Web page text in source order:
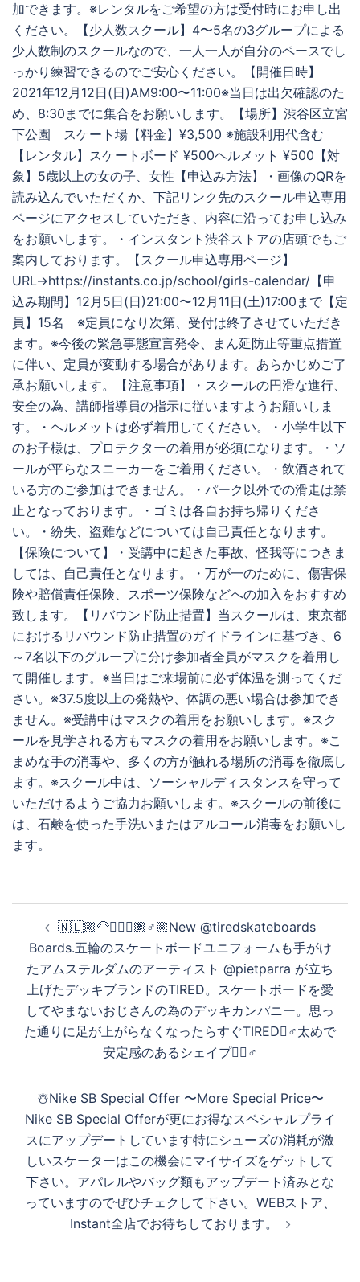
加できます。※レンタルをご希望の方は受付時にお申し出
ください。【少人数スクール】4〜5名の3グループによる
少人数制のスクールなので、一人一人が自分のペースでし
っかり練習できるのでご安心ください。【開催日時】
2021年12月12日(日)AM9:00〜11:00※当日は出欠確認のた
め、8:30までに集合をお願いします。【場所】渋谷区立宮
下公園 スケート場【料金】¥3,500 ※施設利用代含む
【レンタル】スケートボード ¥500ヘルメット ¥500【対
象】5歳以上の女の子、女性【申込み方法】・画像のQRを
読み込んでいただくか、下記リンク先のスクール申込専用
ページにアクセスしていただき、内容に沿ってお申し込み
をお願いします。・インスタント渋谷ストアの店頭でもご
案内しております。【スクール申込専用ページ】
URL→https://instants.co.jp/school/girls-calendar/【申
込み期間】12月5日(日)21:00〜12月11日(土)17:00まで【定
員】15名 ※定員になり次第、受付は終了させていただき
ます。※今後の緊急事態宣言発令、まん延防止等重点措置
に伴い、定員が変動する場合があります。あらかじめご了
承お願いします。【注意事項】・スクールの円滑な進行、
安全の為、講師指導員の指示に従いますようお願いしま
す。・ヘルメットは必ず着用してください。・小学生以下
のお子様は、プロテクターの着用が必須になります。・ソ
ールが平らなスニーカーをご着用ください。・飲酒されて
いる方のご参加はできません。・パーク以外での滑走は禁
止となっております。・ゴミは各自お持ち帰りくださ
い。・紛失、盗難などについては自己責任となります。
【保険について】・受講中に起きた事故、怪我等につきま
しては、自己責任となります。・万が一のために、傷害保
険や賠償責任保険、スポーツ保険などへの加入をおすすめ
致します。【リバウンド防止措置】当スクールは、東京都
におけるリバウンド防止措置のガイドラインに基づき、6
～7名以下のグループに分け参加者全員がマスクを着用し
て開催します。※当日はご来場前に必ず体温を測ってくだ
さい。※37.5度以上の発熱や、体調の悪い場合は参加でき
ません。※受講中はマスクの着用をお願いします。※スク
ールを見学される方もマスクの着用をお願いします。※こ
まめな手の消毒や、多くの方が触れる場所の消毒を徹底し
ます。※スクール中は、ソーシャルディスタンスを守って
いただけるようご協力お願いします。※スクールの前後に
は、石鹸を使った手洗いまたはアルコール消毒をお願いし
ます。
ナ
ビ
ゲ
ー
ョ
🇳🇱🏼‍🦳🧔🏻‍♂️🏽‍♂️🏼New @tiredskateboards
Boards.五輪のスケートボードユニフォームも手がけ
たアムステルダムのアーティスト @pietparra が立ち
上げたデッキブランドのTIRED。スケートボードを愛
してやまないおじさんの為のデッキカンパニー。思っ
た通りに足が上がらなくなったらすぐTIRED🏻‍♂️太めで
安定感のあるシェイプが🏻‍♂️
☃️Nike SB Special Offer 〜More Special Price〜
Nike SB Special Offerが更にお得なスペシャルプライ
スにアップデートしています️特にシューズの消耗が激
しいスケーターはこの機会にマイサイズをゲットして
下さい。アパレルやバッグ類もアップデート済みとな
っていますのでぜひチェクして下さい。WEBストア、
Instant全店でお待ちしております。